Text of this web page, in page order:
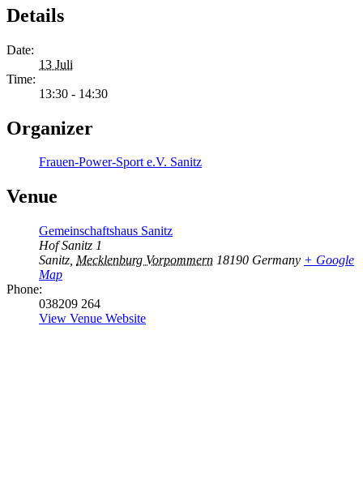
Details
Date:
13 Juli
Time:
13:30 - 14:30
Organizer
Frauen-Power-Sport e.V. Sanitz
Venue
Gemeinschaftshaus Sanitz
Hof Sanitz 1
Sanitz Mecklenburg Vorpommern 18190 Germany + Google
Map
Phone:
038209 264
View Venue Website